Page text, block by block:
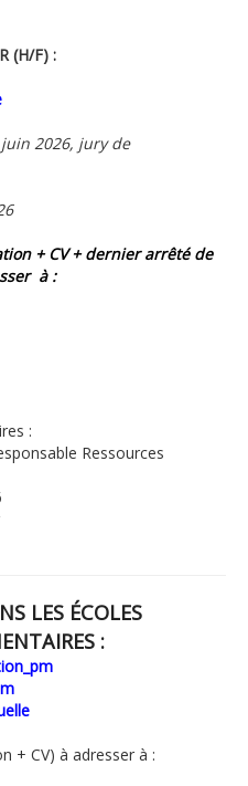
(H/F) :
2026, jury de
+ CV + dernier arrêté de
à :
:
Ressources
LES ÉCOLES
:
+ CV) à adresser à :